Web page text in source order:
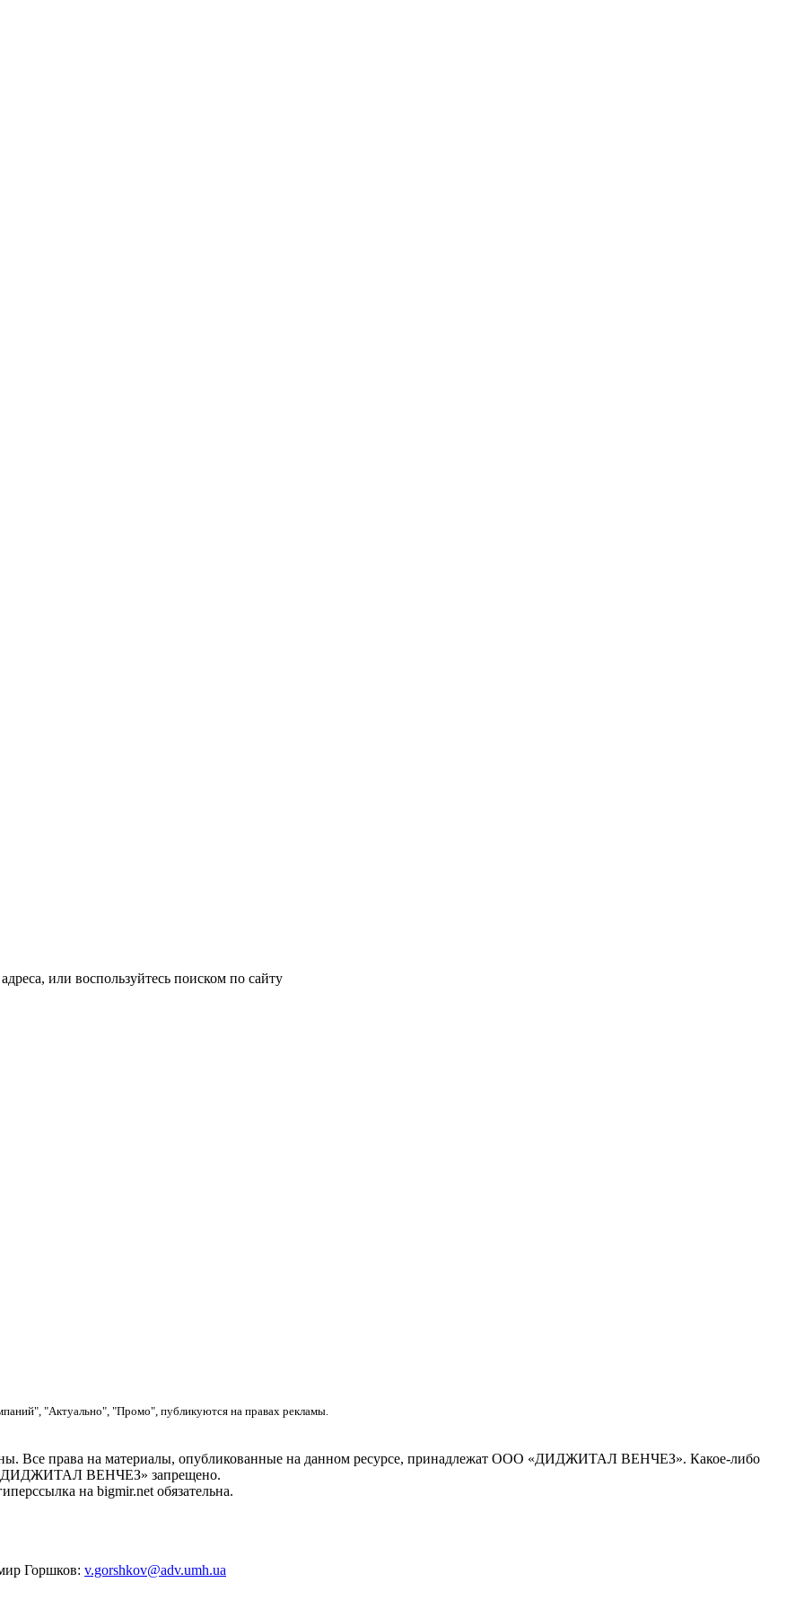
или воспользуйтесь поиском по сайту
"Актуально", "Промо", публикуются на правах рекламы.
права на материалы, опубликованные на данном ресурсе, принадлежат ООО «ДИДЖИТАЛ ВЕНЧЕЗ». Какое-либо
«ДИДЖИТАЛ ВЕНЧЕЗ» запрещено.
на bigmir.net обязательна.
Горшков: v.gorshkov@adv.umh.ua